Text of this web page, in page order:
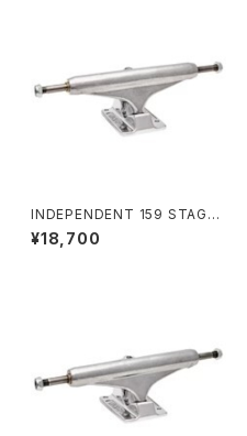
INDEPENDENT 159 STAGE
11 FORGED TITANIUM STA
NDARD SKATEBOARD TRU
¥18,700